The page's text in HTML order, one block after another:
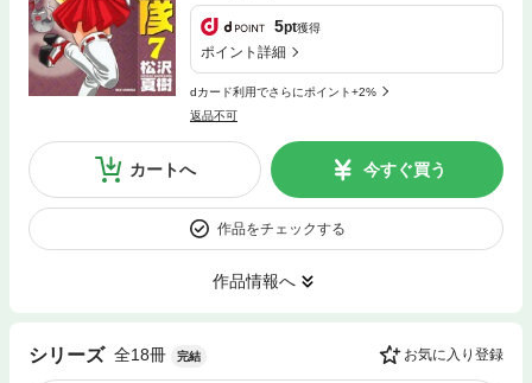
5pt獲得
ポイント詳細
dカード利用でさらにポイント+2%
返品不可
カートへ 今すぐ買う
作品をチェックする
作品情報へ
シリーズ 全18冊 完結 お気に入り登録